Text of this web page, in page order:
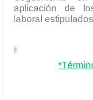
aplicación de
laboral